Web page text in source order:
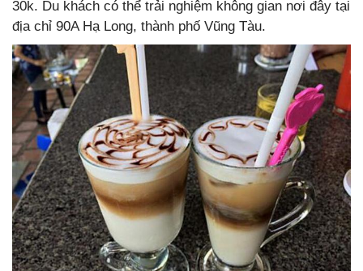
30k. Du khách có thể trải nghiệm không gian nơi đây tại
địa chỉ 90A Hạ Long, thành phố Vũng Tàu.